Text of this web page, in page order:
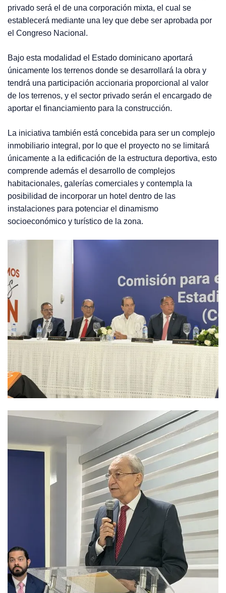
privado será el de una corporación mixta, el cual se
establecerá mediante una ley que debe ser aprobada por
el Congreso Nacional.
Bajo esta modalidad el Estado dominicano aportará
únicamente los terrenos donde se desarrollará la obra y
tendrá una participación accionaria proporcional al valor
de los terrenos, y el sector privado serán el encargado de
aportar el financiamiento para la construcción.
La iniciativa también está concebida para ser un complejo
inmobiliario integral, por lo que el proyecto no se limitará
únicamente a la edificación de la estructura deportiva, esto
comprende además el desarrollo de complejos
habitacionales, galerías comerciales y contempla la
posibilidad de incorporar un hotel dentro de las
instalaciones para potenciar el dinamismo
socioeconómico y turístico de la zona.